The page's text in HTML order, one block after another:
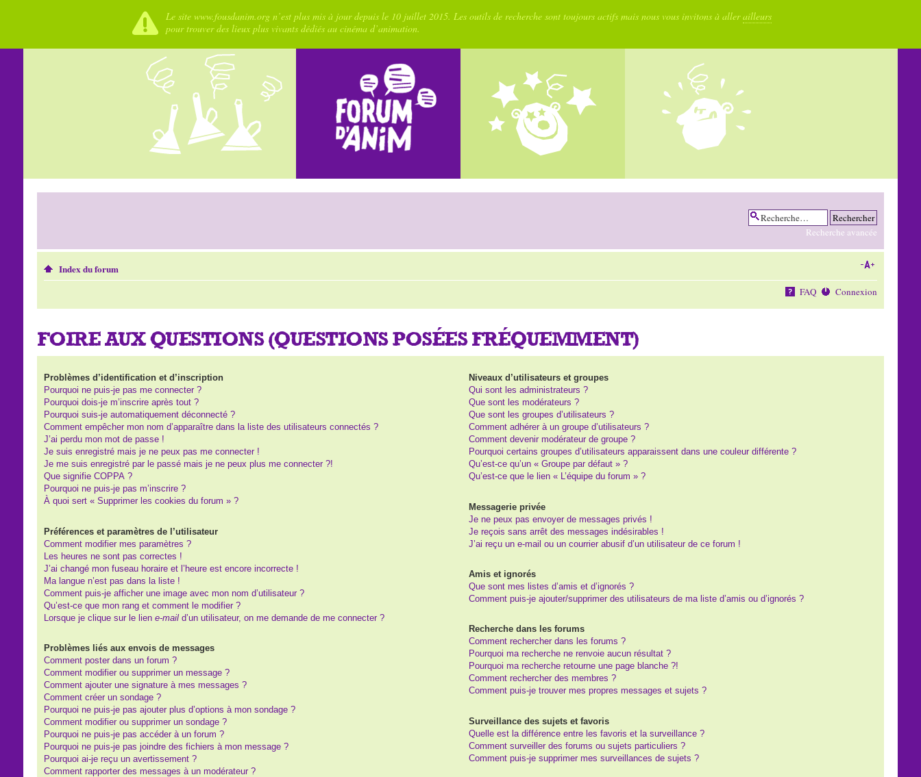
Le site www.fousdanim.org n’est plus mis à jour depuis le 10 juillet 2015. Les outils de recherche sont toujours actifs mais nous vous invitons à allerailleurs
pour trouver des lieux plus vivants dédiés au cinéma d’animation.
Recherche avancée
Index du forum
FAQ Connexion
FOIRE AUX QUESTIONS (QUESTIONS POSÉES FRÉQUEMMENT)
Problèmes d’identification et d’inscription
Pourquoi ne puis-je pas me connecter ?
Pourquoi dois-je m’inscrire après tout ?
Pourquoi suis-je automatiquement déconnecté ?
Comment empêcher mon nom d’apparaître dans la liste des utilisateurs connectés ?
J’ai perdu mon mot de passe !
Je suis enregistré mais je ne peux pas me connecter !
Je me suis enregistré par le passé mais je ne peux plus me connecter ?!
Que signifie COPPA ?
Pourquoi ne puis-je pas m’inscrire ?
À quoi sert « Supprimer les cookies du forum » ?
Préférences et paramètres de l’utilisateur
Comment modifier mes paramètres ?
Les heures ne sont pas correctes !
J’ai changé mon fuseau horaire et l’heure est encore incorrecte !
Ma langue n’est pas dans la liste !
Comment puis-je afficher une image avec mon nom d’utilisateur ?
Qu’est-ce que mon rang et comment le modifier ?
Lorsque je clique sur le lien e-maild’un utilisateur, on me demande de me connecter ?
Problèmes liés aux envois de messages
Comment poster dans un forum ?
Comment modifier ou supprimer un message ?
Comment ajouter une signature à mes messages ?
Comment créer un sondage ?
Pourquoi ne puis-je pas ajouter plus d’options à mon sondage ?
Comment modifier ou supprimer un sondage ?
Pourquoi ne puis-je pas accéder à un forum ?
Pourquoi ne puis-je pas joindre des fichiers à mon message ?
Pourquoi ai-je reçu un avertissement ?
Comment rapporter des messages à un modérateur ?
Niveaux d’utilisateurs et groupes
Qui sont les administrateurs ?
Que sont les modérateurs ?
Que sont les groupes d’utilisateurs ?
Comment adhérer à un groupe d’utilisateurs ?
Comment devenir modérateur de groupe ?
Pourquoi certains groupes d’utilisateurs apparaissent dans une couleur différente ?
Qu’est-ce qu’un « Groupe par défaut » ?
Qu’est-ce que le lien « L’équipe du forum » ?
Messagerie privée
Je ne peux pas envoyer de messages privés !
Je reçois sans arrêt des messages indésirables !
J’ai reçu un e-mail ou un courrier abusif d’un utilisateur de ce forum !
Amis et ignorés
Que sont mes listes d’amis et d’ignorés ?
Comment puis-je ajouter/supprimer des utilisateurs de ma liste d’amis ou d’ignorés ?
Recherche dans les forums
Comment rechercher dans les forums ?
Pourquoi ma recherche ne renvoie aucun résultat ?
Pourquoi ma recherche retourne une page blanche ?!
Comment rechercher des membres ?
Comment puis-je trouver mes propres messages et sujets ?
Surveillance des sujets et favoris
Quelle est la différence entre les favoris et la surveillance ?
Comment surveiller des forums ou sujets particuliers ?
Comment puis-je supprimer mes surveillances de sujets ?